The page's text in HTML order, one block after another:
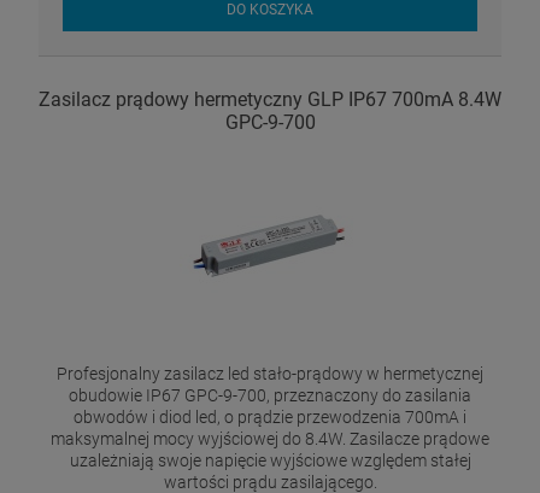
DO KOSZYKA
Zasilacz prądowy hermetyczny GLP IP67 700mA 8.4W
GPC-9-700
Profesjonalny zasilacz led stało-prądowy w hermetycznej
obudowie IP67 GPC-9-700, przeznaczony do zasilania
obwodów i diod led, o prądzie przewodzenia 700mA i
maksymalnej mocy wyjściowej do 8.4W. Zasilacze prądowe
uzależniają swoje napięcie wyjściowe względem stałej
wartości prądu zasilającego.